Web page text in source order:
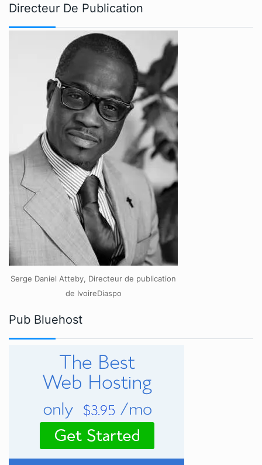
Directeur De Publication
Serge Daniel Atteby, Directeur de publication
de IvoireDiaspo
Pub Bluehost